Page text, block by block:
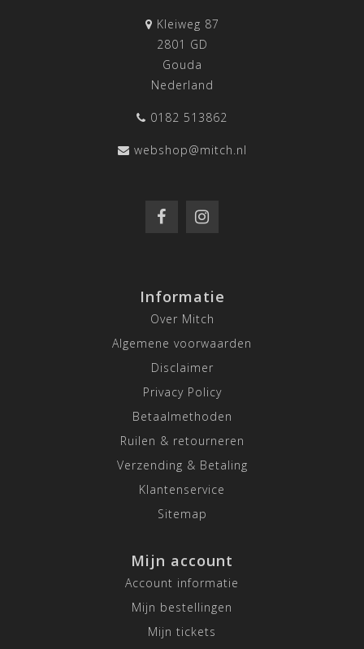
Kleiweg 87
2801 GD
Gouda
Nederland
0182 513862
webshop@mitch.nl
Informatie
Over Mitch
Algemene voorwaarden
Disclaimer
Privacy Policy
Betaalmethoden
Ruilen & retourneren
Verzending & Betaling
Klantenservice
Sitemap
Mijn account
Account informatie
Mijn bestellingen
Mijn tickets